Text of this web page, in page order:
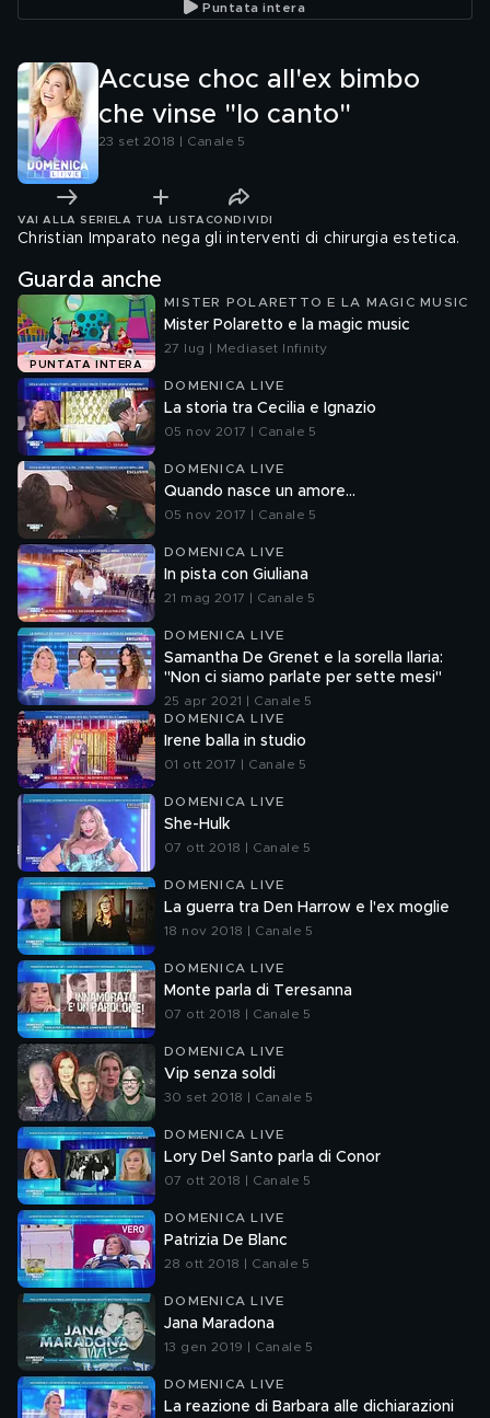
Puntata intera
Accuse choc all'ex bimbo
che vinse "Io canto"
23 set 2018 | Canale 5
VAI ALLA SERIE LA TUA LISTA CONDIVIDI
Christian Imparato nega gli interventi di chirurgia estetica.
Guarda anche
PUNTATA INTERA
MISTER POLARETTO E LA MAGIC MUSIC
Mister Polaretto e la magic music
27 lug | Mediaset Infinity
DOMENICA LIVE
La storia tra Cecilia e Ignazio
05 nov 2017 | Canale 5
DOMENICA LIVE
Quando nasce un amore...
05 nov 2017 | Canale 5
DOMENICA LIVE
In pista con Giuliana
21 mag 2017 | Canale 5
DOMENICA LIVE
Samantha De Grenet e la sorella Ilaria:
"Non ci siamo parlate per sette mesi"
25 apr 2021 | Canale 5
DOMENICA LIVE
Irene balla in studio
01 ott 2017 | Canale 5
DOMENICA LIVE
She-Hulk
07 ott 2018 | Canale 5
DOMENICA LIVE
La guerra tra Den Harrow e l'ex moglie
18 nov 2018 | Canale 5
DOMENICA LIVE
Monte parla di Teresanna
07 ott 2018 | Canale 5
DOMENICA LIVE
Vip senza soldi
30 set 2018 | Canale 5
DOMENICA LIVE
Lory Del Santo parla di Conor
07 ott 2018 | Canale 5
DOMENICA LIVE
Patrizia De Blanc
28 ott 2018 | Canale 5
DOMENICA LIVE
Jana Maradona
13 gen 2019 | Canale 5
DOMENICA LIVE
La reazione di Barbara alle dichiarazioni